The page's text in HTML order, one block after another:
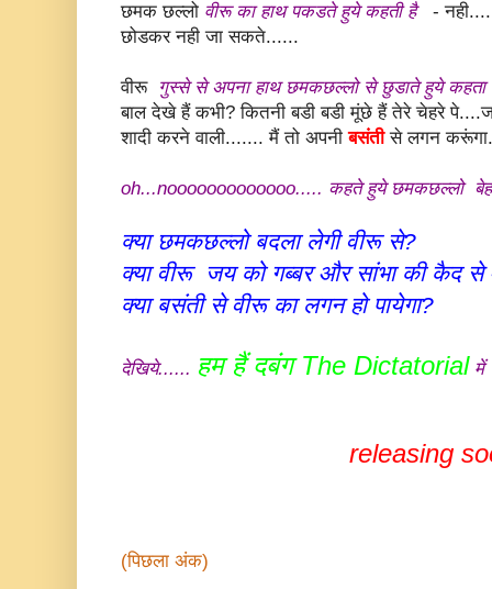
छमक छल्लो वीरू का हाथ पकडते हुये कहती है- नही....
छोडकर नही जा सकते......
वीरू गुस्से से अपना हाथ छमकछल्लो से छुडाते हुये कहता
बाल देखे हैं कभी? कितनी बडी बडी मूंछे हैं तेरे चेहरे
शादी करने वाली....... मैं तो अपनीबसंतीसे लगन
oh...nooooooooooooo..... कहते हुये छमकछल्लो
क्या छमकछल्लो बदला लेगी वीरू से?
क्या वीरू जय को गब्बर और सांभा की कैद से
क्या बसंती से वीरू का लगन हो पायेगा?
देखिये...... हम हैं दबंग The Dictatorial में
releasing
(पिछला अंक)